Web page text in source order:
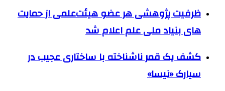
ظرفیت پژوهشی هر عضو هیئت‌علمی از حمایت
های بنیاد ملی علم اعلام شد
کشف یک قمر ناشناخته با ساختاری عجیب در
سیارک «نیسا»